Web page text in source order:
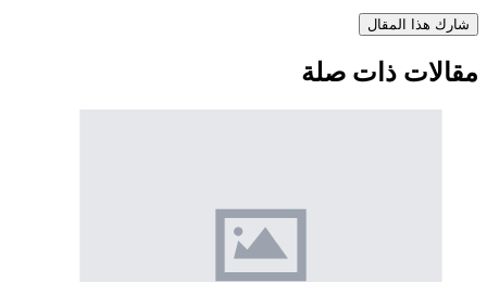
شارك هذا المقال
مقالات ذات صلة